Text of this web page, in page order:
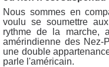
Nous sommes en
voulu se soumettre
rythme de la marche,
amérindienne des
une double
parle l'américain.